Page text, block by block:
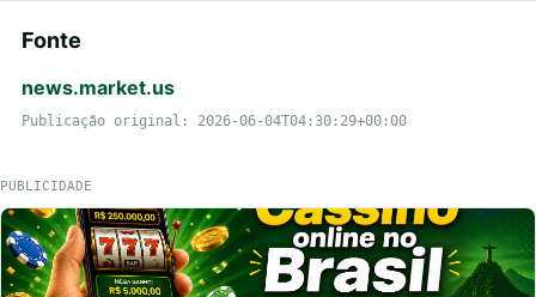
Fonte
news.market.us
Publicação original: 2026-06-04T04:30:29+00:00
PUBLICIDADE